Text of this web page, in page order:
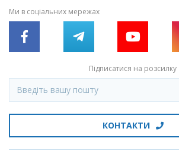
Ми в соціальних мережах
Підписатися на розсилку
КОНТАКТИ